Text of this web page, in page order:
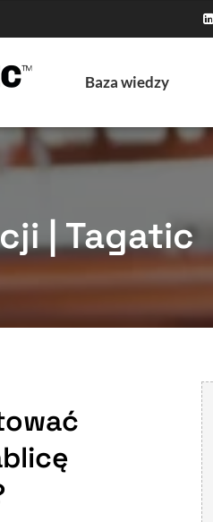
Baza wiedzy
| Tagatic